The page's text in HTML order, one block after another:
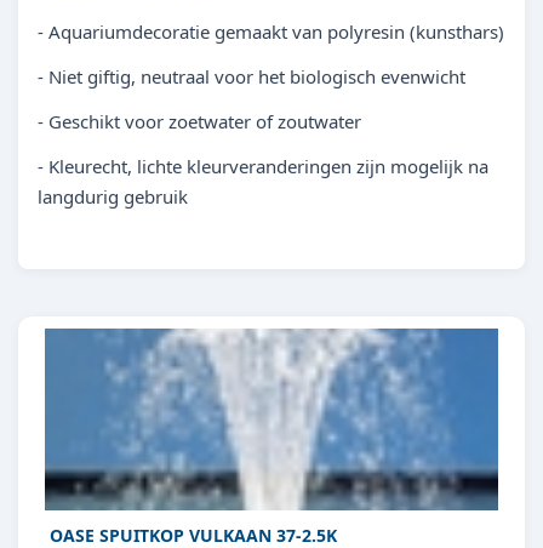
- Aquariumdecoratie gemaakt van polyresin (kunsthars)
- Niet giftig, neutraal voor het biologisch evenwicht
- Geschikt voor zoetwater of zoutwater
- Kleurecht, lichte kleurveranderingen zijn mogelijk na
langdurig gebruik
OASE SPUITKOP VULKAAN 37-2.5K